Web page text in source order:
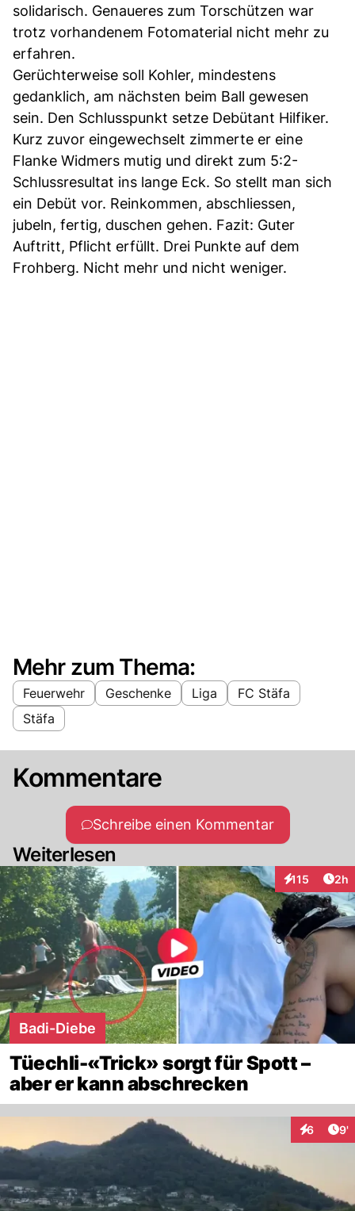
solidarisch. Genaueres zum Torschützen war
trotz vorhandenem Fotomaterial nicht mehr zu
erfahren.
Gerüchterweise soll Kohler, mindestens
gedanklich, am nächsten beim Ball gewesen
sein. Den Schlusspunkt setze Debütant Hilfiker.
Kurz zuvor eingewechselt zimmerte er eine
Flanke Widmers mutig und direkt zum 5:2-
Schlussresultat ins lange Eck. So stellt man sich
ein Debüt vor. Reinkommen, abschliessen,
jubeln, fertig, duschen gehen. Fazit: Guter
Auftritt, Pflicht erfüllt. Drei Punkte auf dem
Frohberg. Nicht mehr und nicht weniger.
Mehr zum Thema:
Feuerwehr Geschenke Liga
FC Stäfa
Stäfa
Kommentare
Schreibe einen Kommentar
Weiterlesen
115
Interaktionen
2h
Badi-Diebe
Tüechli-«Trick» sorgt für Spott –
aber er kann abschrecken
6 9'